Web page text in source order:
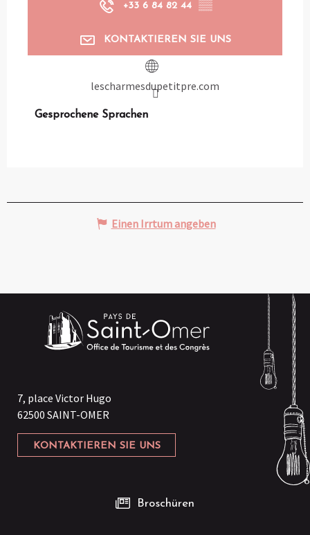
+33 6 84 82 44 ▒▒
KONTAKTIEREN SIE UNS
lescharmesdupetitpre.com
Gesprochene Sprachen
Gesprochene Sprachen
Einen Irrtum angeben
7, place Victor Hugo
62500 SAINT-OMER
KONTAKTIEREN SIE UNS
Broschüren